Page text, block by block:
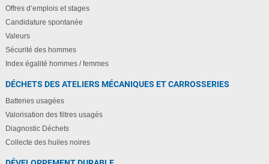
Offres d’emplois et stages
Candidature spontanée
Valeurs
Sécurité des hommes
Index égalité hommes / femmes
DÉCHETS DES ATELIERS MÉCANIQUES ET CARROSSERIES
Batteries usagées
Valorisation des filtres usagés
Diagnostic Déchets
Collecte des huiles noires